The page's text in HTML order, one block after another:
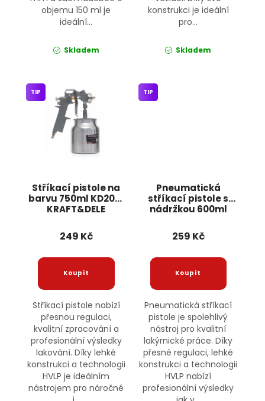
objemu 150 ml je
ideální...
Skladem
konstrukci je ideální
pro...
Skladem
Stříkací pistole na
barvu 750ml KD2091
KRAFT&DELE
TIP
249 Kč
Stříkací pistole nabízí
přesnou regulaci,
kvalitní zpracování a
profesionální výsledky
lakování. Díky lehké
konstrukci a technologii
HVLP je ideálním
nástrojem pro náročné
Pneumatická
stříkací pistole s
nádržkou 600ml
TIP
259 Kč
Pneumatická stříkací
pistole je spolehlivý
nástroj pro kvalitní
lakýrnické práce. Díky
přesné regulaci, lehké
konstrukci a technologii
HVLP nabízí
profesionální výsledky